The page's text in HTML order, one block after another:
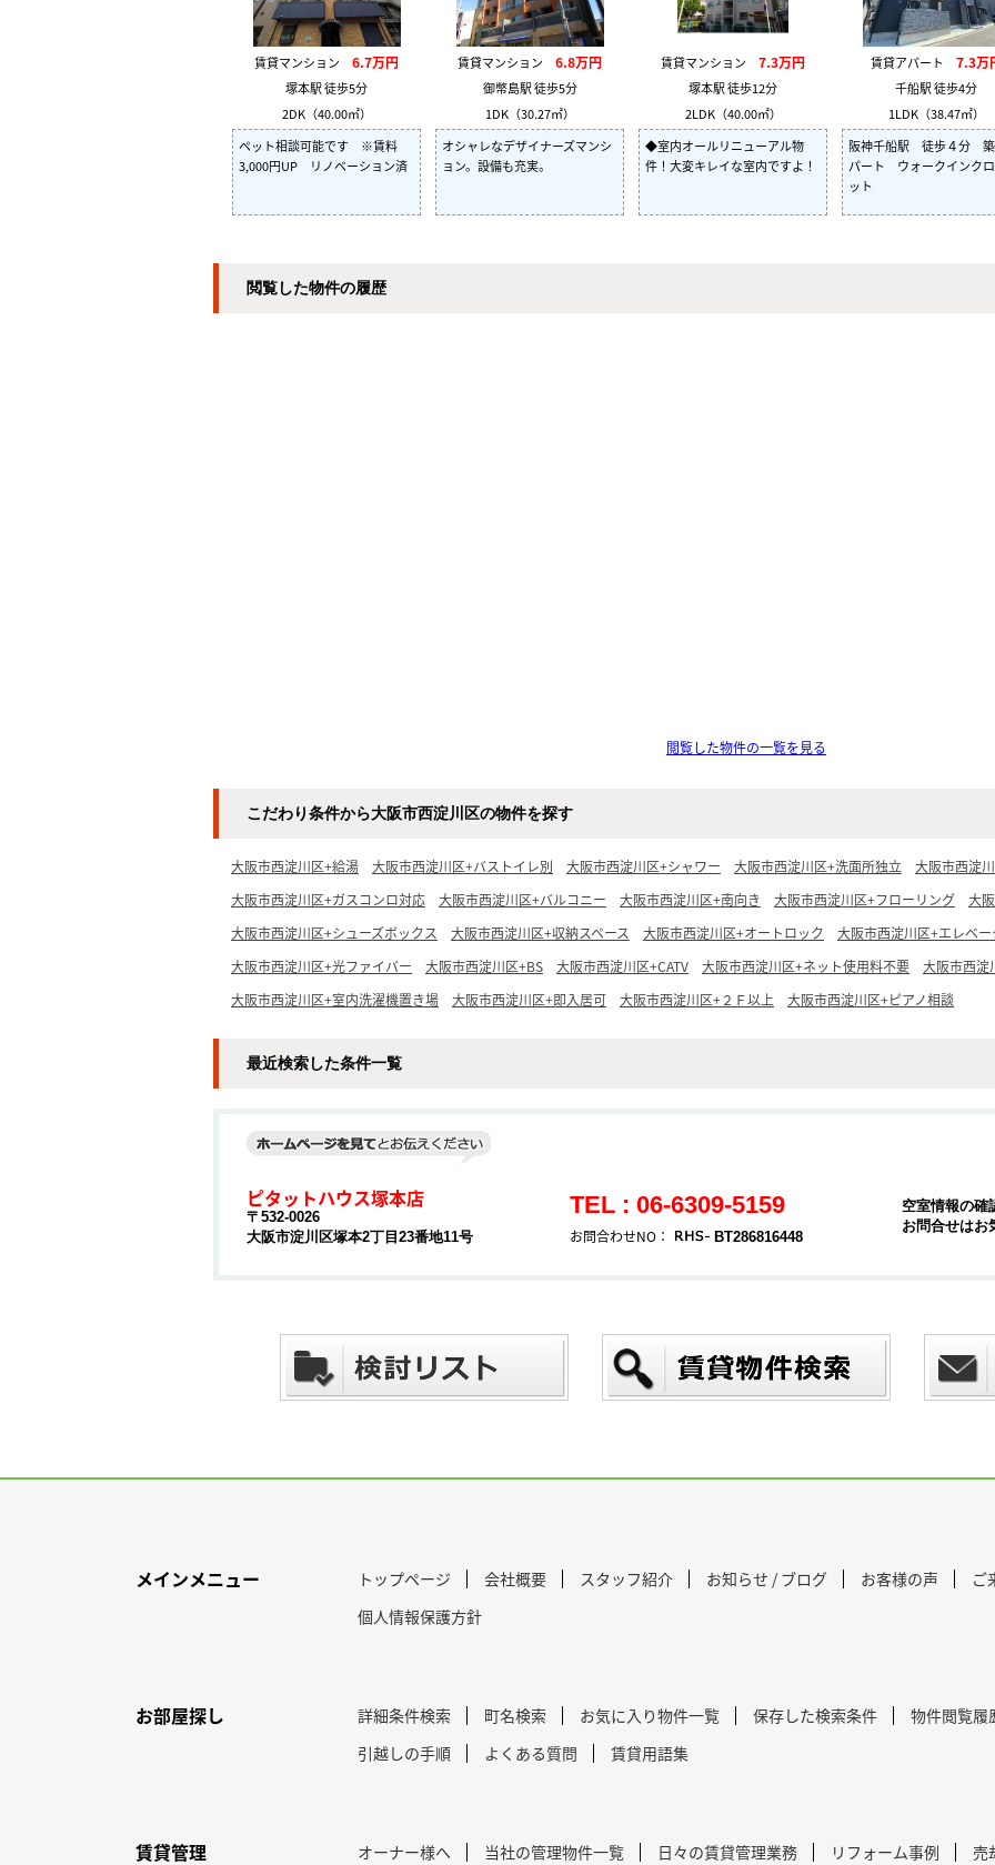
賃貸マンション 6.7万円
塚本駅 徒歩5分
2DK（40.00㎡）
ペット相談可能です ※賃料
3,000円UP リノベーション済
賃貸マンション 6.8万円
御幣島駅 徒歩5分
1DK（30.27㎡）
オシャレなデザイナーズマンシ
ョン。設備も充実。
賃貸マンション 7.3万円
塚本駅 徒歩12分
2LDK（40.00㎡）
◆室内オールリニューアル物
件！大変キレイな室内ですよ！
賃貸アパート 7.3万
千船駅 徒歩4分
1LDK（38.47㎡）
阪神千船駅 徒歩４分 築
パート ウォークインク
ット
閲覧した物件の履歴
閲覧した物件の一覧を見る
こだわり条件から大阪市西淀川区の物件を探す
大阪市西淀川区+給湯 大阪市西淀川区+バストイレ別 大阪市西淀川区+シャワー 大阪市西淀川区+洗面所独立
大阪市西淀
大阪市西淀川区+ガスコンロ対応
大阪市西淀川区+バルコニー 大阪市西淀川区+南向き 大阪市西淀川区+フローリング
大
大阪市西淀川区+シューズボックス
大阪市西淀川区+収納スペース 大阪市西淀川区+オートロック 大阪市西淀川区+エレベー
大阪市西淀川区+光ファイバー
大阪市西淀川区+BS 大阪市西淀川区+CATV 大阪市西淀川区+ネット使用料不要 大阪市西淀
大阪市西淀川区+室内洗濯機置き場
大阪市西淀川区+即入居可 大阪市西淀川区+２Ｆ以上 大阪市西淀川区+ピアノ相談
最近検索した条件一覧
ピタットハウス塚本店
〒532-0026
大阪市淀川区塚本2丁目23番地11号
TEL : 06-6309-5159
お問合わせNO： BT286816448
空室情報の確
お問合せはお
メインメニュー トップページ 会社概要 スタッフ紹介 お知らせ / ブログ お客様の声 ご
個人情報保護方針
お部屋探し 詳細条件検索 町名検索 お気に入り物件一覧 保存した検索条件 物件閲覧履
引越しの手順
よくある質問 賃貸用語集
賃貸管理 オーナー様へ 当社の管理物件一覧 日々の賃貸管理業務 リフォーム事例 売